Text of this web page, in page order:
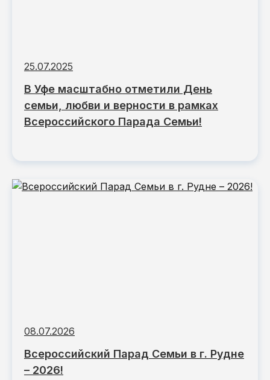
25.07.2025
В Уфе масштабно отметили День
семьи, любви и верности в рамках
Всероссийского Парада Семьи!
08.07.2026
Всероссийский Парад Семьи в г. Рудне
– 2026!